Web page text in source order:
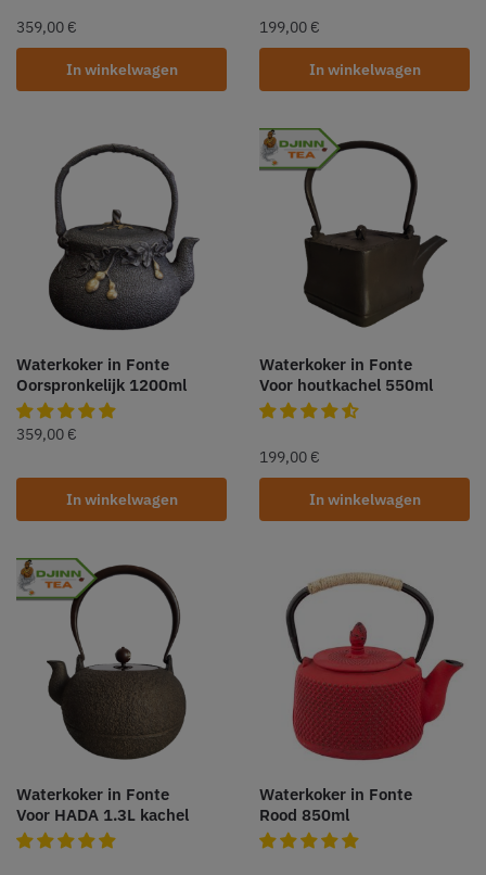
359,00 €
In winkelwagen
199,00 €
In winkelwagen
Waterkoker in Fonte
Oorspronkelijk 1200ml
359,00 €
In winkelwagen
Waterkoker in Fonte
Voor houtkachel 550ml
199,00 €
In winkelwagen
Waterkoker in Fonte
Voor HADA 1.3L kachel
Waterkoker in Fonte
Rood 850ml